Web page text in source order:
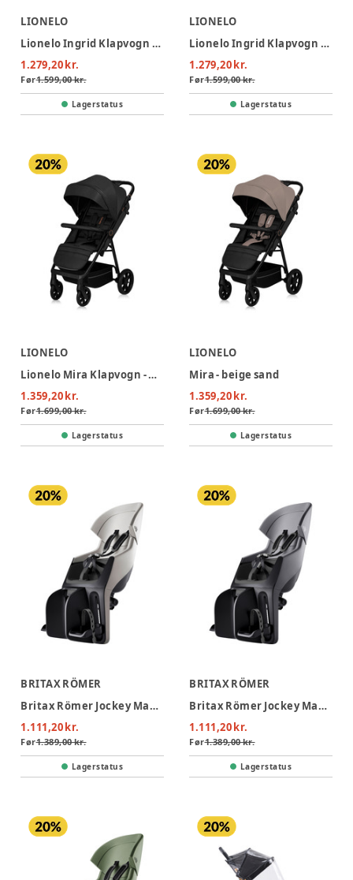
LIONELO
Lionelo Ingrid Klapvogn - Black Onyx
1.279,20 kr.
Før1.599,00 kr.
Lagerstatus
LIONELO
Lionelo Ingrid Klapvogn - Beige Sand
1.279,20 kr.
Før1.599,00 kr.
Lagerstatus
LIONELO
Lionelo Mira Klapvogn - Black Onyx
1.359,20 kr.
Før1.699,00 kr.
Lagerstatus
LIONELO
Mira - beige sand
1.359,20 kr.
Før1.699,00 kr.
Lagerstatus
BRITAX RÖMER
Britax Römer Jockey Maxi Cykelstol - Warm White
1.111,20 kr.
Før1.389,00 kr.
Lagerstatus
BRITAX RÖMER
Britax Römer Jockey Maxi Cykelstol - Mineral Grey
1.111,20 kr.
Før1.389,00 kr.
Lagerstatus